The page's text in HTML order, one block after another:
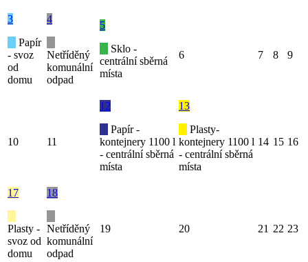
3
Papír
- svoz
od
domu
4
Netříděný
komunální
odpad
5
Sklo -
centrální sběrná
místa
6 7 8 9
10 11
12
Papír -
kontejnery 1100 l
- centrální sběrná
místa
13
Plasty-
kontejnery 1100 l
- centrální sběrná
místa
14 15 16
17
Plasty -
svoz od
domu
18
Netříděný
komunální
odpad
19 20 21 22 23